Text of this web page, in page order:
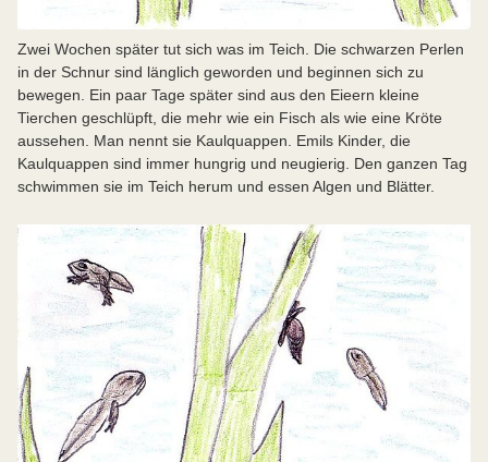
Zwei Wochen später tut sich was im Teich. Die schwarzen Perlen
in der Schnur sind länglich geworden und beginnen sich zu
bewegen. Ein paar Tage später sind aus den Eieern kleine
Tierchen geschlüpft, die mehr wie ein Fisch als wie eine Kröte
aussehen. Man nennt sie Kaulquappen. Emils Kinder, die
Kaulquappen sind immer hungrig und neugierig. Den ganzen Tag
schwimmen sie im Teich herum und essen Algen und Blätter.